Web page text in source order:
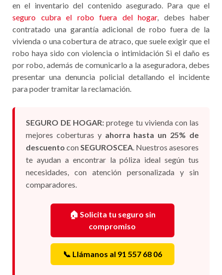
en el inventario del contenido asegurado. Para que el
seguro cubra el robo fuera del hogar, debes haber
contratado una garantía adicional de robo fuera de la
vivienda o una cobertura de atraco, que suele exigir que el
robo haya sido con violencia o intimidación Si el daño es
por robo, además de comunicarlo a la aseguradora, debes
presentar una denuncia policial detallando el incidente
para poder tramitar la reclamación.
SEGURO DE HOGAR: protege tu vivienda con las
mejores coberturas y ahorra hasta un 25% de
descuento conSEGUROSCEA. Nuestros asesores
te ayudan a encontrar la póliza ideal según tus
necesidades, con atención personalizada y sin
comparadores.
🏠 Solicita tu seguro sin
compromiso
📞 Llámanos al 91 557 68 06